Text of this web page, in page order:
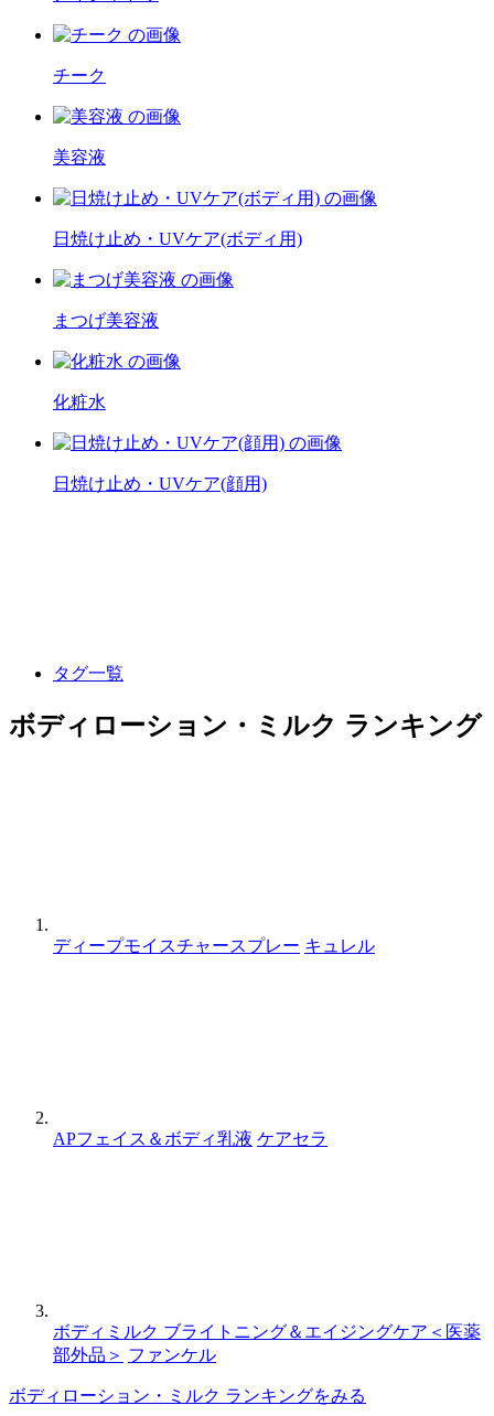
チーク
美容液
日焼け止め・UVケア(ボディ用)
まつげ美容液
化粧水
日焼け止め・UVケア(顔用)
タグ一覧
ボディローション・ミルク ランキング
ディープモイスチャースプレー キュレル
APフェイス＆ボディ乳液 ケアセラ
ボディミルク ブライトニング＆エイジングケア＜医薬
部外品＞ ファンケル
ボディローション・ミルク ランキングをみる